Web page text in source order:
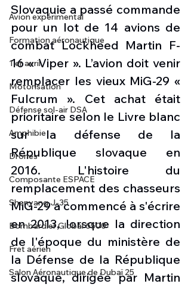
Avion expérimental
Formation aéronautique
1 er avril
Motorisation
Défense sol-air DSA
Amphibie
Drones
Composante ESPACE
Shenyang J-35
Bombardier Global 6500
Fret aérien
Salon Aéronautique de Dubaï 25
Slovaquie a passé commande
pour un lot de 14 avions de
combat Lockheed Martin F-
16 « Viper ». L’avion doit venir
remplacer les vieux MiG-29 «
Fulcrum ». Cet achat était
prioritaire selon le Livre blanc
sur la défense de la
République slovaque en
2016. L'histoire du
remplacement des chasseurs
MiG-29 a commencé à s'écrire
en 2013, lorsque la direction
de l'époque du ministère de
la Défense de la République
slovaque, dirigée par Martin